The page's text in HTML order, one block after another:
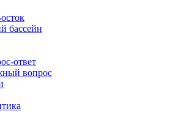
бассейн
ответ
вопрос